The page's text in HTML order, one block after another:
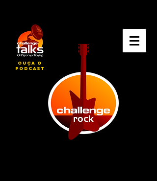
ouça o
podcast